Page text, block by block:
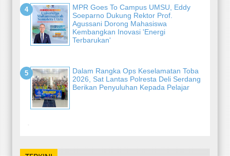
MPR Goes To Campus UMSU, Eddy
Soeparno Dukung Rektor Prof.
Agussani Dorong Mahasiswa
Kembangkan Inovasi 'Energi
Terbarukan'
Dalam Rangka Ops Keselamatan Toba
2026, Sat Lantas Polresta Deli Serdang
Berikan Penyuluhan Kepada Pelajar
-